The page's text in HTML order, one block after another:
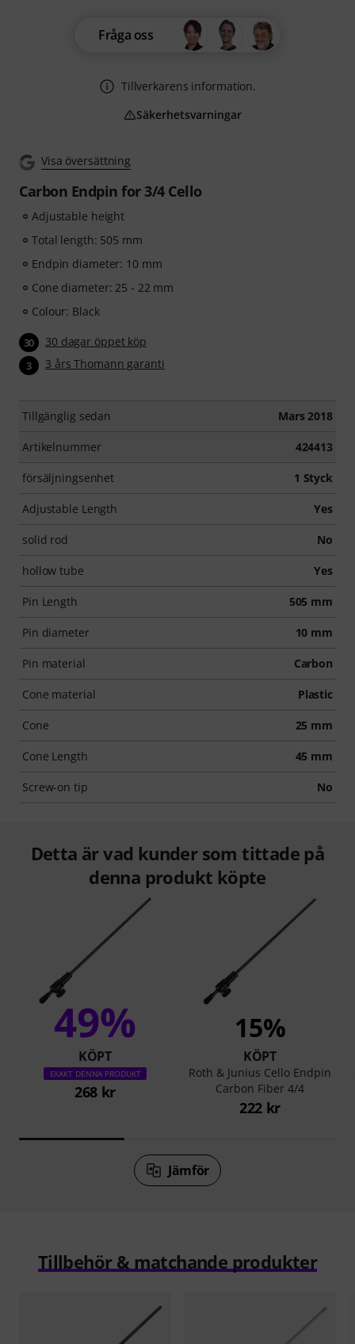
Visa översättning
Carbon Endpin for 3/4 Cello
Adjustable height
Total length: 505 mm
Endpin diameter: 10 mm
Cone diameter: 25 - 22 mm
Colour: Black
30 30 dagar öppet köp
3 3 års Thomann garanti
Tillgänglig sedan Mars 2018
Artikelnummer 424413
försäljningsenhet 1 Styck
Adjustable Length Yes
solid rod No
hollow tube Yes
Pin Length 505 mm
Pin diameter 10 mm
Pin material Carbon
Cone material Plastic
Cone 25 mm
Cone Length 45 mm
Screw-on tip No
Fråga oss
Tillverkarens information.
Säkerhetsvarningar
Detta är vad kunder som tittade på
denna produkt köpte
49%
KÖPT
EXAKT DENNA PRODUKT
268 kr
15%
KÖPT
Roth & Junius Cello Endpin
Carbon Fiber 4/4
222 kr
Jämför
Tillbehör & matchande produkter